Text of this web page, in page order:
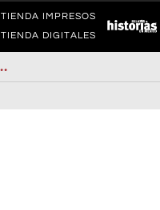
TIENDA IMPRESOS
TIENDA DIGITALES